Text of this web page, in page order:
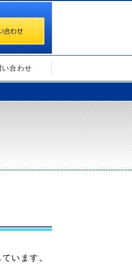
い合わせ
います。